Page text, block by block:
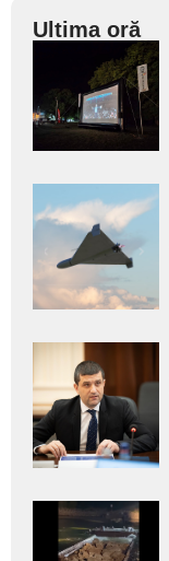
Ultima oră
Adaugă
aici textul
pentru
subtitlu
Adaugă
aici textul
pentru
subtitlu
Adaugă
aici textul
pentru
subtitlu
Adaugă
aici textul